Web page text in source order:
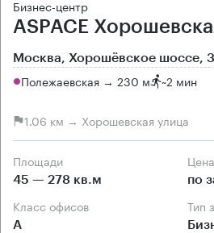
Бизнес-центр
ASPACE
Москва, Хорошёвское шоссе,
Полежаевская → 230 м ~2 мин
1.06 км → Хорошевская улица
Площади
45 — 278 кв.м по
Класс офисов
А
Тип